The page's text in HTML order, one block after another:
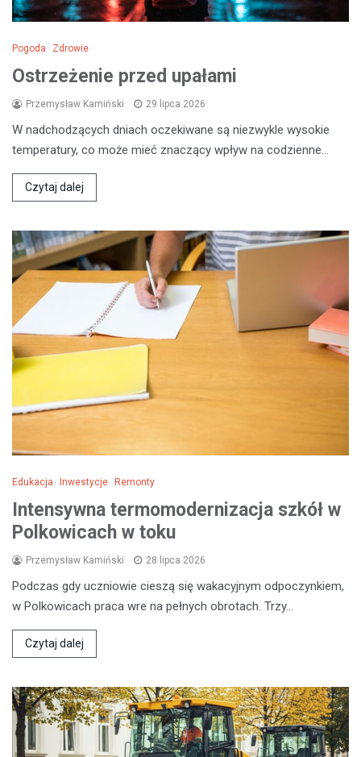
Pogoda Zdrowie
Ostrzeżenie przed upałami
Przemysław Kamiński 29 lipca 2026
W nadchodzących dniach oczekiwane są niezwykle wysokie
temperatury, co może mieć znaczący wpływ na codzienne…
Czytaj dalej
Edukacja Inwestycje Remonty
Intensywna termomodernizacja szkół w
Polkowicach w toku
Przemysław Kamiński 28 lipca 2026
Podczas gdy uczniowie cieszą się wakacyjnym odpoczynkiem,
w Polkowicach praca wre na pełnych obrotach. Trzy…
Czytaj dalej